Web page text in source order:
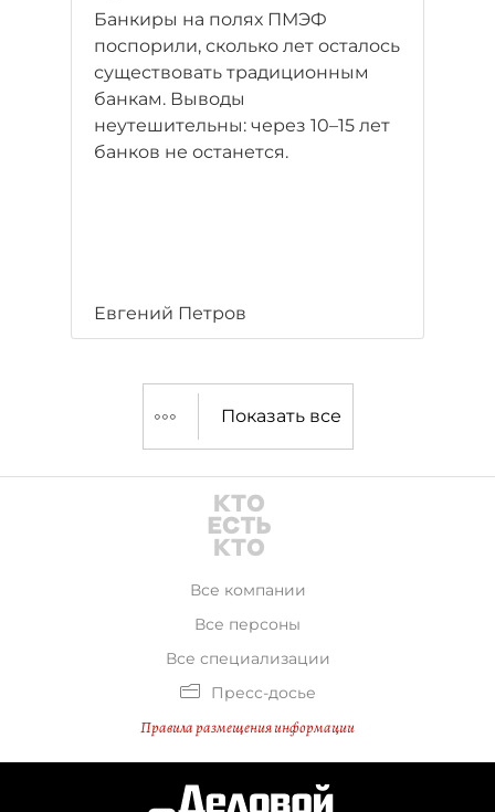
Банкиры на полях ПМЭФ
поспорили, сколько лет осталось
существовать традиционным
банкам. Выводы
неутешительны: через 10–15 лет
банков не останется.
Евгений Петров
Показать все
Все компании
Все персоны
Все специализации
Пресс-досье
Правила размещения информации